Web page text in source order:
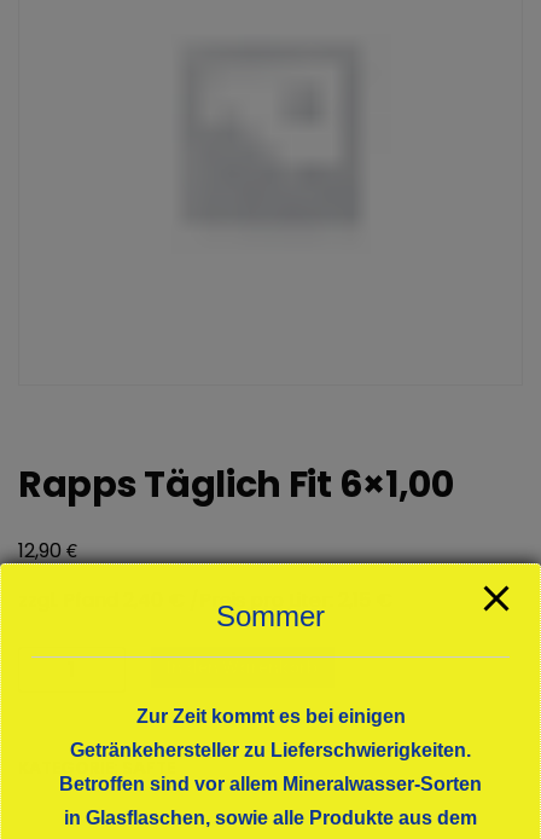
Rapps Täglich Fit 6×1,00
12,90€
zzgl. Pfand 2,40 € /Preis pro Liter: 2,15 €
Rapps
6x1,00
Menge
Sommer
Zur Zeit kommt es bei einigen
Getränkehersteller zu Lieferschwierigkeiten.
Betroffen sind vor allem Mineralwasser-Sorten
in Glasflaschen, sowie alle Produkte aus dem